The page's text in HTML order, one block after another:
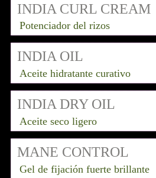
INDIA CURL CREAM
Potenciador del rizos
INDIA OIL
Aceite hidratante curativo
INDIA DRY OIL
Aceite seco ligero
MANE CONTROL
Gel de fijación fuerte brillante